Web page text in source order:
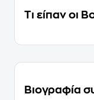
Τι είπαν οι
Βιογραφία